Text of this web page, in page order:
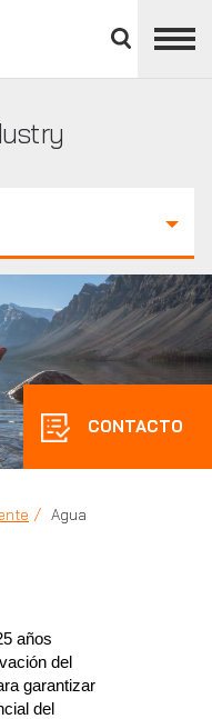
panel
CONTACTO
Agua
años
del
garantizar
del